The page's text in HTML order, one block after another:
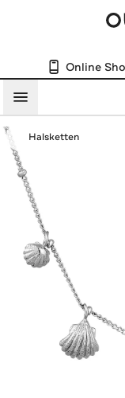
Online
Menü
Halsketten